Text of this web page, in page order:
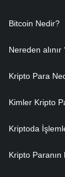
Bitcoin Nedir?
Nereden alınır
Kripto Para
Kimler Kripto
Kriptoda
Kripto Paranın